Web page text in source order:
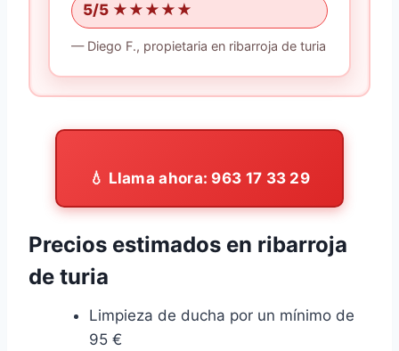
5/5 ★★★★★
—Diego F., propietaria en ribarroja de turia
💧 Llama ahora: 963 17 33 29
Precios estimados en ribarroja
de turia
Limpieza de ducha por un mínimo de
95 €